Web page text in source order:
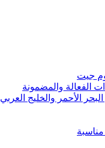
جيت
الفعالة والمضمونة
الأحمر والخليج العربي